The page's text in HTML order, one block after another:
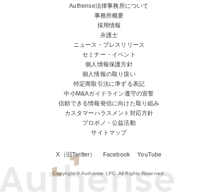
Authense法律事務所について
事務所概要
採用情報
弁護士
ニュース・プレスリリース
セミナー・イベント
個人情報保護方針
個人情報の取り扱い
特定商取引法に準ずる表記
中小M&Aガイドライン遵守の宣誓
信頼できる情報発信に向けた取り組み
カスタマーハラスメント対応方針
プロボノ・公益活動
サイトマップ
X（旧Twitter） Facebook YouTube
Copyright © Authense LPC. All Rights Reserved.